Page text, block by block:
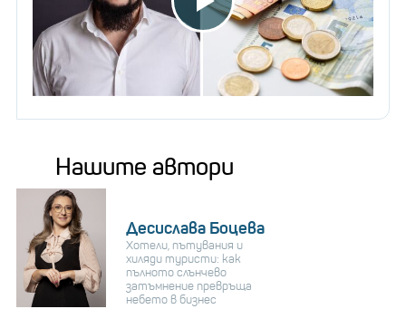
Нашите автори
Десислава Боцева
Хотели, пътувания и
хиляди туристи: как
пълното слънчево
затъмнение превръща
небето в бизнес